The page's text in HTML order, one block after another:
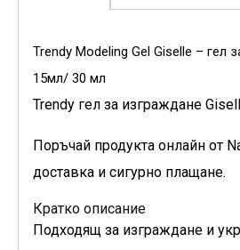
Trendy Modeling Gel Giselle – гел
15мл/ 30 мл
Trendy гел за изграждане
Поръчай продукта онлайн от
доставка и сигурно плащане.
Кратко описание
Подходящ за изграждане и